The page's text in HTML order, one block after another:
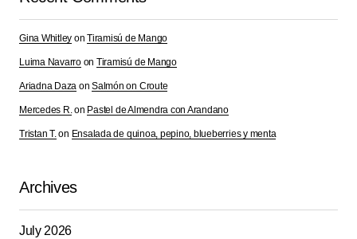
Gina Whitley onTiramisú de Mango
Luima Navarroon Tiramisú de Mango
Ariadna Daza onSalmón on Croute
Mercedes R.on Pastel de Almendra con Arandano
Tristan T.on Ensalada de quinoa, pepino, blueberries y menta
Archives
July 2026